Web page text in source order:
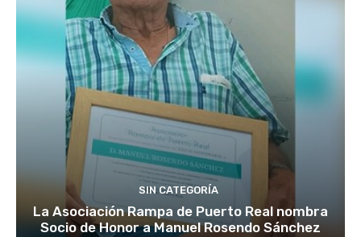
SIN CATEGORÍA
La Asociación Rampa de Puerto Real nombra
Socio de Honor a Manuel Rosendo Sánchez